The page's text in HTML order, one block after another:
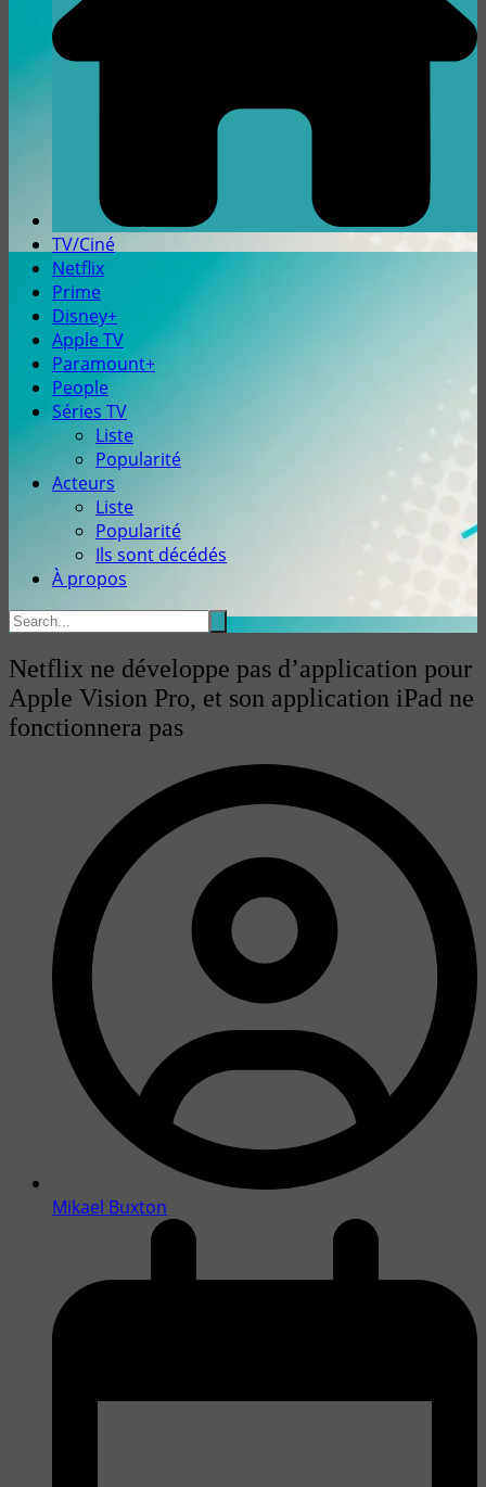
TV/Ciné
Netflix
Prime
Disney+
Apple TV
Paramount+
People
Séries TV
Liste
Popularité
Acteurs
Liste
Popularité
Ils sont décédés
À propos
Netflix ne développe pas d’application pour
Apple Vision Pro, et son application iPad ne
fonctionnera pas
Mikael Buxton